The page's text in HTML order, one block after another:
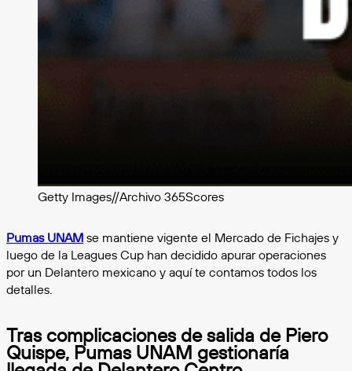
Getty Images//Archivo 365Scores
Pumas UNAM se mantiene vigente el Mercado de Fichajes y
luego de la Leagues Cup han decidido apurar operaciones
por un Delantero mexicano y aquí te contamos todos los
detalles.
Tras complicaciones de salida de Piero
Quispe, Pumas UNAM gestionaría